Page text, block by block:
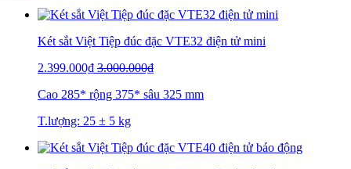
Két sắt Việt Tiệp đúc đặc VTE32 điện tử mini
2.399.000₫ 3.000.000₫
Cao 285* rộng 375* sâu 325 mm
T.lượng: 25 ± 5 kg